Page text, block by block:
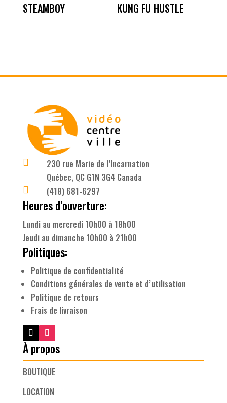
STEAMBOY KUNG FU HUSTLE

230 rue Marie de l’Incarnation
Québec, QC G1N 3G4 Canada
 (418) 681-6297
Heures d’ouverture:
Lundi au mercredi 10h00 à 18h00
Jeudi au dimanche 10h00 à 21h00
Politiques:
Politique de confidentialité
Conditions générales de vente et d’utilisation
Politique de retours
Frais de livraison
À propos
BOUTIQUE
LOCATION